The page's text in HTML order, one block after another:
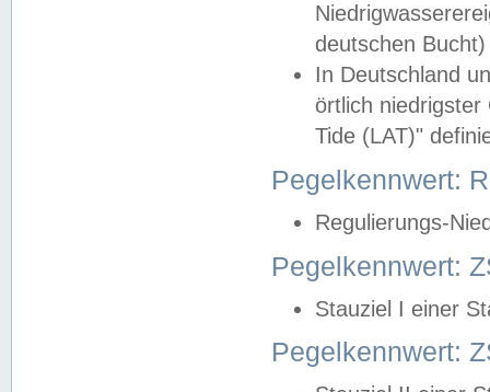
deutschen
In Deutschland
örtlich
Tide (LAT)"
Pegelkennwert:
Regulierungs-
Pegelkennwert:
Stauziel I einer
Pegelkennwert: